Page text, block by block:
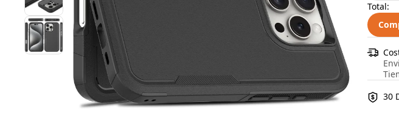
Total:
30